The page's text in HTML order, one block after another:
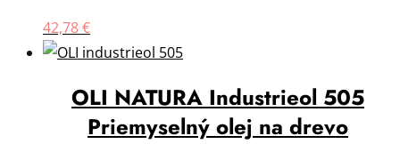
42,78€
OLI NATURA Industrieol 505
Priemyselný olej na drevo